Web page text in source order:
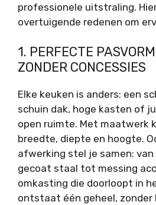
professionele uitstraling.
overtuigende redenen om
1. PERFECTE
ZONDER CONCESSIES
Elke keuken is anders: een
schuin dak, hoge kasten of
open ruimte. Met maatwerk
breedte, diepte en hoogte.
afwerking stel je samen: van
gecoat staal tot messing
omkasting die doorloopt in
ontstaat één geheel,